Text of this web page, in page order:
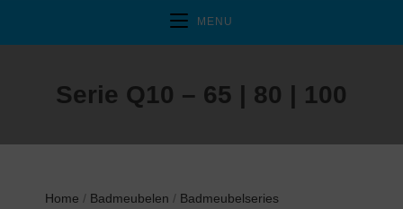
MENU
Serie Q10 – 65 | 80 | 100
Home / Badmeubelen / Badmeubelseries